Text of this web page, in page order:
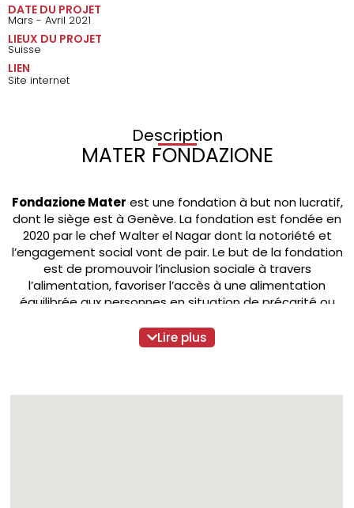
DATE DU PROJET
Mars - Avril 2021
LIEUX DU PROJET
Suisse
LIEN
Site internet
Description
MATER FONDAZIONE
Fondazione Mater est une fondation à but non lucratif,
dont le siège est à Genève. La fondation est fondée en
2020 par le chef Walter el Nagar dont la notoriété et
l’engagement social vont de pair. Le but de la fondation
est de promouvoir l’inclusion sociale à travers
l’alimentation, favoriser l’accès à une alimentation
équilibrée aux personnes en situation de précarité ou
MATER propose une cuisine contemporaine de haut vol
pour tous, y compris ceux qui n’en ont pas les moyens :
Lire plus